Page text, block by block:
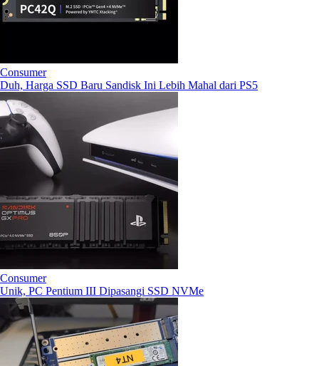
Consumer
Duh, Harga SSD Baru Sandisk Ini Lebih Mahal dari PS5
Consumer
Unik, PC Pentium III Dipasangi SSD NVMe